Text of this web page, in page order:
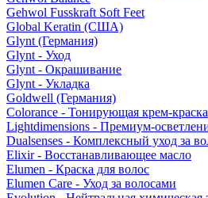
Gehwol Fusskraft Soft Feet
Global Keratin (США)
Glynt (Германия)
Glynt - Уход
Glynt - Окрашивание
Glynt - Укладка
Goldwell (Германия)
Colorance - Тонирующая крем-краска
Lightdimensions - Премиум-
Dualsenses - Комплексный уход за
Elixir - Восстанавливающее масло
Elumen - Краска для волос
Elumen Care - Уход за волосами